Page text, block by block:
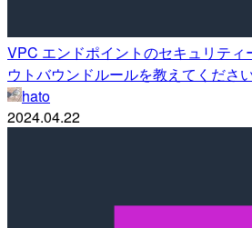
VPC エンドポイントのセキュリティ
ウトバウンドルールを教えてくださ
hato
2024.04.22